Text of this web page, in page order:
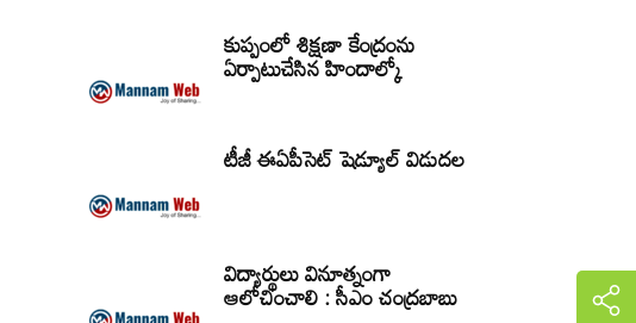
కుప్పంలో శిక్షణా కేంద్రంను
ఏర్పాటుచేసిన హిందాల్కో
టీజీ ఈఏపీసెట్‌ షెడ్యూల్‌ విడుదల
విద్యార్థులు వినూత్నంగా
ఆలోచించాలి : సీఎం చంద్రబాబు